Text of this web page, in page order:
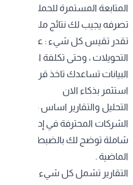
المتابعة المستمرة للحملات
تصرفه يجيب لك نتائج ملموسة .
تقدر تقيس كل شيء : عدد
التحويلات ، وحتى تكلفة اكتساب
البيانات تساعدك تاخذ قرارات
استثمر بذكاء الان
التحليل والتقارير اساس قياس
الشركات المحترفة في إدارة
شاملة توضح لك بالضبط وش اللي
الماضية .
التقارير تشمل كل شيء : نمو عدد